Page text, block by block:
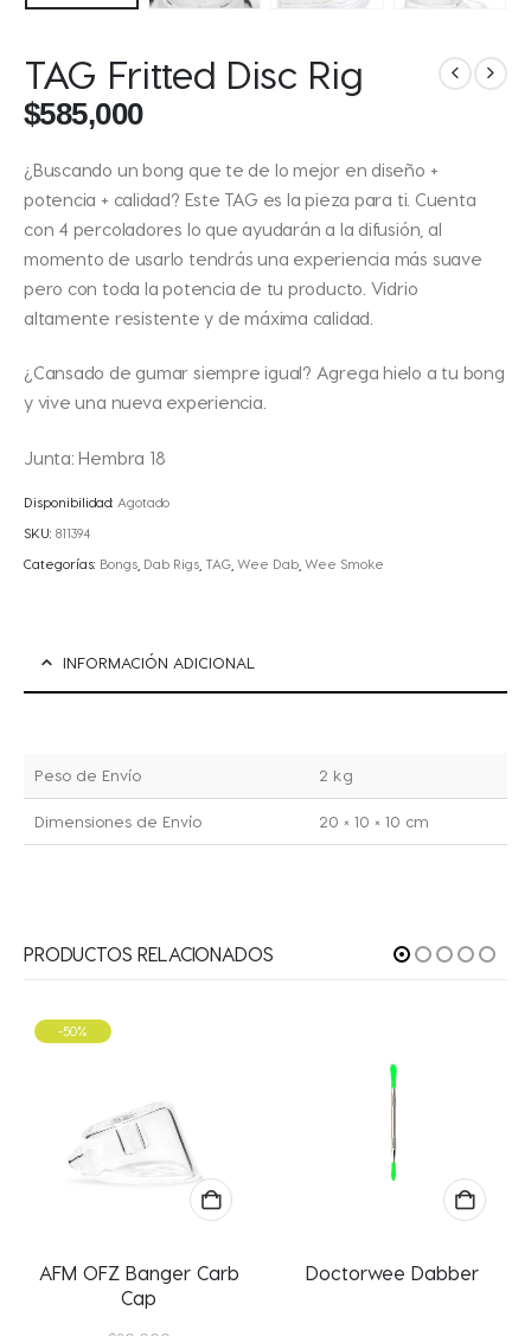
TAG Fritted Disc Rig
$585,000
¿Buscando un bong que te de lo mejor en diseño +
potencia + calidad? Este TAG es la pieza para ti. Cuenta
con 4 percoladores lo que ayudarán a la difusión, al
momento de usarlo tendrás una experiencia más suave
pero con toda la potencia de tu producto. Vidrio
altamente resistente y de máxima calidad.
¿Cansado de gumar siempre igual? Agrega hielo a tu bong
y vive una nueva experiencia.
Junta: Hembra 18
Disponibilidad: Agotado
SKU: 811394
Categorías: Bongs Dab Rigs TAG Wee Dab Wee Smoke
INFORMACIÓN ADICIONAL
Peso de Envío 2 kg
Dimensiones de Envío 20 × 10 × 10 cm
PRODUCTOS RELACIONADOS
-50%
AFM OFZ Banger Carb
Cap
Doctorwee Dabber